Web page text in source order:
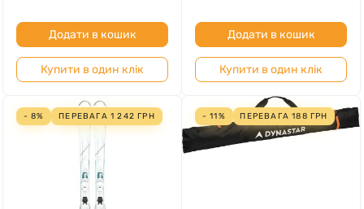
Додати в кошик
Купити в один клік
Додати в кошик
Купити в один клік
- 8% ПЕРЕВАГА1 242 ГРН - 11% ПЕРЕВАГА188 ГРН